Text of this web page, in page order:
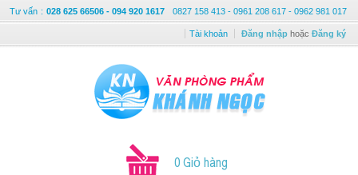
Tư vấn : 028 625 66506 - 094 920 1617 0827 158 413 - 0961 208 617 - 0962 981 017
Tài khoản Đăng nhập hoặc Đăng ký
0 Giỏ hàng